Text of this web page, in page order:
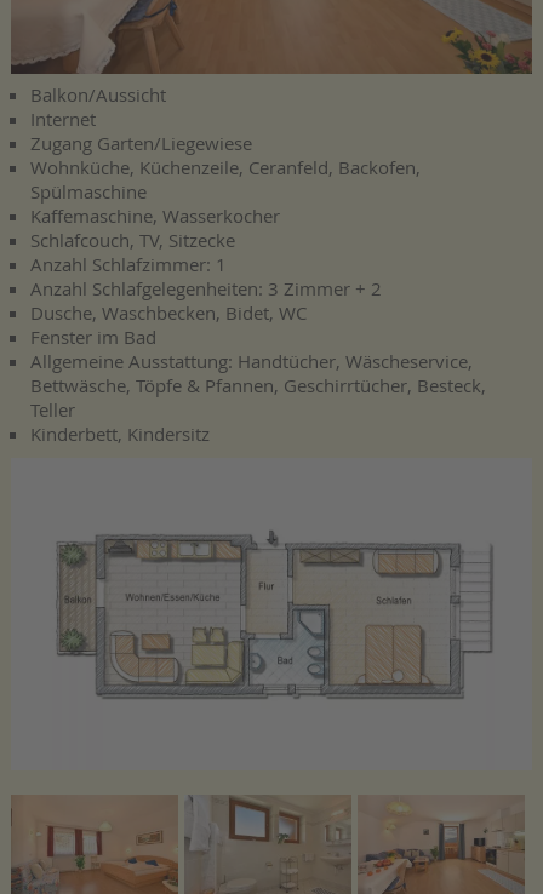
Balkon/Aussicht
Internet
Zugang Garten/Liegewiese
Wohnküche, Küchenzeile, Ceranfeld, Backofen,
Spülmaschine
Kaffemaschine, Wasserkocher
Schlafcouch, TV, Sitzecke
Anzahl Schlafzimmer: 1
Anzahl Schlafgelegenheiten: 3 Zimmer + 2
Dusche, Waschbecken, Bidet, WC
Fenster im Bad
Allgemeine Ausstattung: Handtücher, Wäscheservice,
Bettwäsche, Töpfe & Pfannen, Geschirrtücher, Besteck,
Teller
Kinderbett, Kindersitz